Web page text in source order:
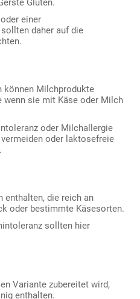
Gluten.
einer
daher auf die
können Milchprodukte
wenn sie mit Käse oder Milch
oder Milchallergie
oder laktosefreie
enthalten, die reich an
oder bestimmte Käsesorten.
sollten hier
Variante zubereitet wird,
enthalten.